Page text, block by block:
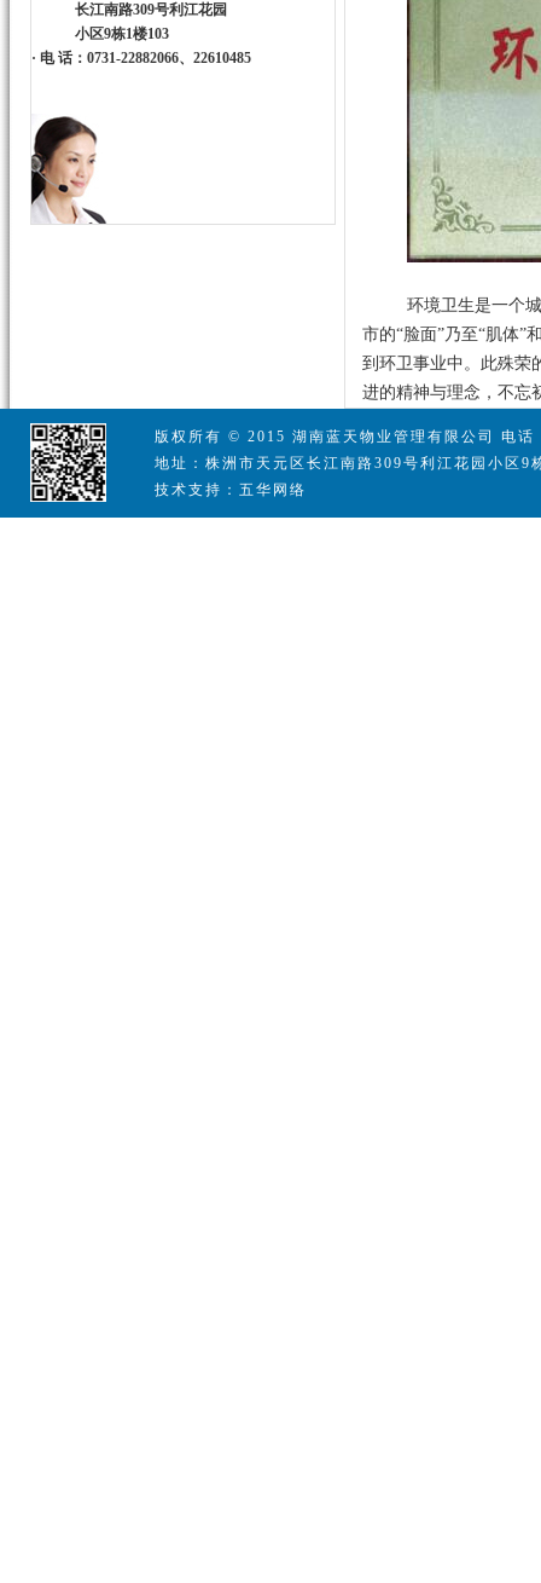
长江南路309号利江花园
小区9栋1楼103
· 电 话：0731-22882066、22610485
环境卫生是一个
市的“脸面”乃至“肌体”
到环卫事业中。此殊荣
进的精神与理念，不忘
版权所有 © 2015 湖南蓝天物业管理有限公司 电
地址：株洲市天元区长江南路309号利江花园小区9
技术支持：五华网络